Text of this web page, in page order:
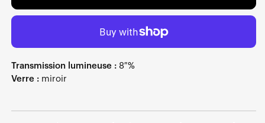
Transmission lumineuse : 8 %
Verre : miroir